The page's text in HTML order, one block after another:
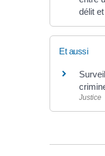
délit
Et aussi
Justice